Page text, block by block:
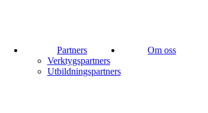
Partners
Verktygspartners
Utbildningspartners
Om oss